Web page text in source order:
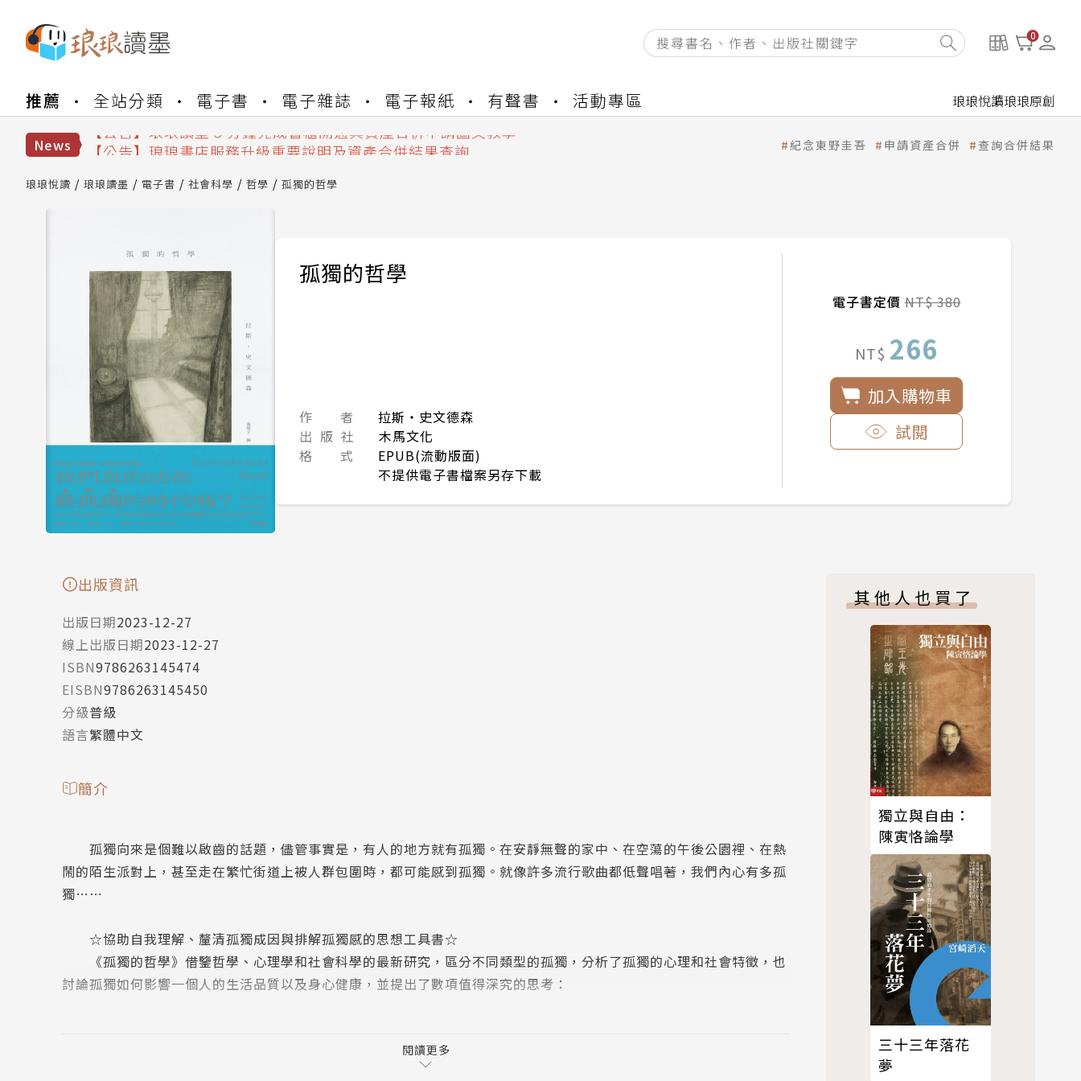
0
推薦 全站分類 電子書 電子雜誌 電子報紙 有聲書 活動專區 琅琅悅讀琅琅原創
News
【公告】琅琅書店服務升級重要說明及資產合併結果查詢
【公告】琅琅讀墨書櫃開通常見問題
【公告】琅琅書店服務升級重要說明及資產合併結果查詢
紀念東野圭吾 申請資產合併 查詢合併結果
琅琅悅讀 琅琅讀墨 電子書 社會科學 哲學 孤獨的哲學
孤獨的哲學
作 者
拉斯・史文德森
出 版 社
木馬文化
格 式
EPUB(流動版面)
不提供電子書檔案另存下載
電子書定價NT$ 380
NT$ 266
加入購物車
試閱
出版資訊
出版日期2023-12-27
線上出版日期2023-12-27
ISBN9786263145474
EISBN9786263145450
分級普級
語言繁體中文
簡介
孤獨向來是個難以啟齒的話題，儘管事實是，有人的地方就有孤獨。在安靜無聲的家中、在空蕩的午後公園裡、在熱
鬧的陌生派對上，甚至走在繁忙街道上被人群包圍時，都可能感到孤獨。就像許多流行歌曲都低聲唱著，我們內心有多孤
獨……
☆協助自我理解、釐清孤獨成因與排解孤獨感的思想工具書☆
《孤獨的哲學》借鑒哲學、心理學和社會科學的最新研究，區分不同類型的孤獨，分析了孤獨的心理和社會特徵，也
討論孤獨如何影響一個人的生活品質以及身心健康，並提出了數項值得深究的思考：
閱讀更多
其他人也買了
獨立與自由：
陳寅恪論學
三十三年落花
夢